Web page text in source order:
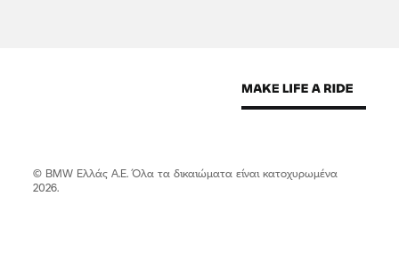
© BMW Ελλάς Α.Ε. Όλα τα δικαιώματα είναι κατοχυρωμένα
2026.